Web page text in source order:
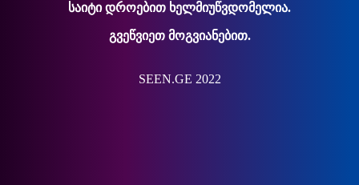
საიტი დროებით ხელმიუწვდომელია.
გვეწვიეთ მოგვიანებით.
SEEN.GE 2022